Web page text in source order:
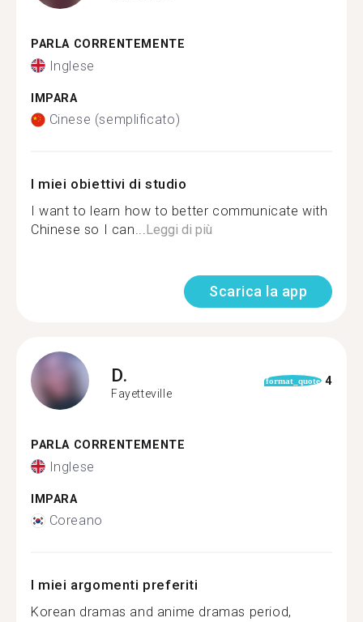
PARLA CORRENTEMENTE
Inglese
IMPARA
Cinese (semplificato)
I miei obiettivi di studio
I want to learn how to better communicate with
Chinese so I can...Leggi di più
Scarica la app
D.
Fayetteville
format_quote 4
PARLA CORRENTEMENTE
Inglese
IMPARA
Coreano
I miei argomenti preferiti
Korean dramas and anime dramas period,